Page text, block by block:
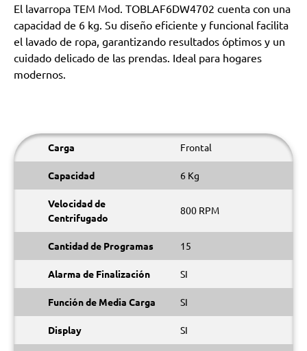
El lavarropa TEM Mod. TOBLAF6DW4702 cuenta con una
capacidad de 6 kg. Su diseño eficiente y funcional facilita
el lavado de ropa, garantizando resultados óptimos y un
cuidado delicado de las prendas. Ideal para hogares
modernos.
Carga Frontal
Capacidad 6 Kg
Velocidad de
Centrifugado
800 RPM
Cantidad de Programas 15
Alarma de Finalización SI
Función de Media Carga SI
Display SI